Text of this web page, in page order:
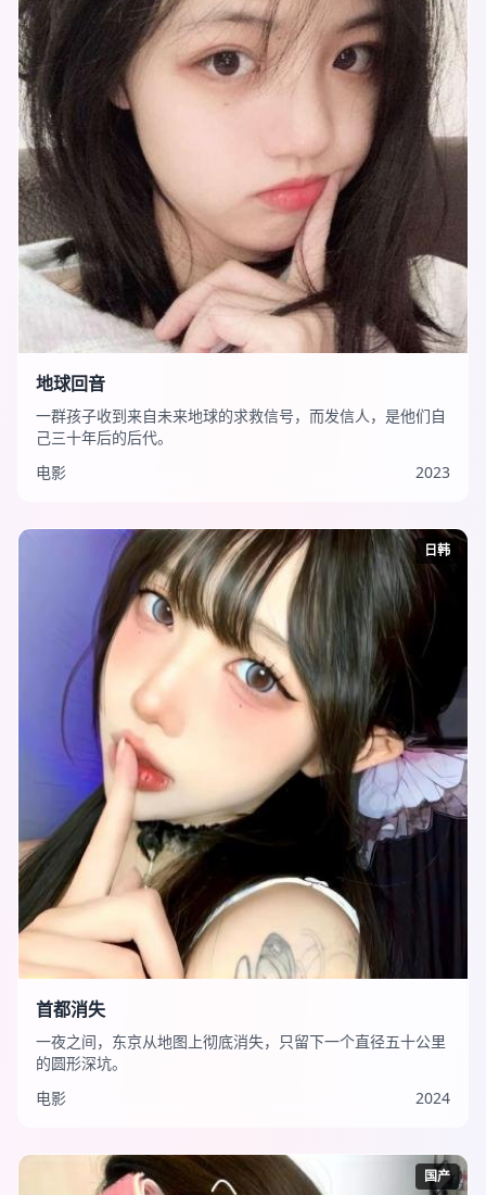
地球回音
一群孩子收到来自未来地球的求救信号，而发信人，是他们自
己三十年后的后代。
电影
2023
日韩
首都消失
一夜之间，东京从地图上彻底消失，只留下一个直径五十公里
的圆形深坑。
电影
2024
国产